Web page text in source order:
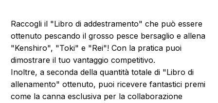
Raccogli il "Libro di addestramento" che può essere
ottenuto pescando il grosso pesce bersaglio e allena
"Kenshiro", "Toki" e "Rei"! Con la pratica puoi
dimostrare il tuo vantaggio competitivo.
Inoltre, a seconda della quantità totale di "Libro di
allenamento" ottenuto, puoi ricevere fantastici premi
come la canna esclusiva per la collaborazione